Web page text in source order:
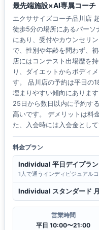
最先端施設×AI専属コーチ
エクササイズコーチ品川店
徒歩5分の場所にあるパーソ
にあり、受付やカウンセリ
で、性別や年齢を問わず、
店にはコンテスト出場歴を
り、ダイエットからボディ
す。 品川店の予約は平日の
埋まりやすい傾向にありま
25日から数日以内に予約す
高いです。 デメリットは料
た、入会時には入会金とし
料金プラン
Individual 平日デイプラ
1人で通うインディビジュアル
Individual スタンダード
営業時間
平日 10:00〜21:00